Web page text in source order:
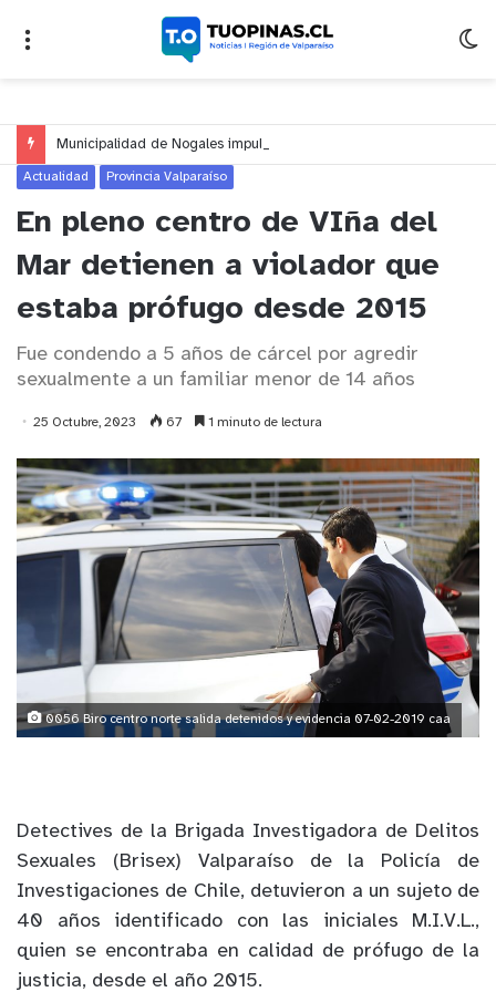
Actualidad Provincia Valparaíso
En pleno centro de VIña del
Mar detienen a violador que
estaba prófugo desde 2015
Fue condendo a 5 años de cárcel por agredir
sexualmente a un familiar menor de 14 años
25 Octubre, 2023 67 1 minuto de lectura
0056 Biro centro norte salida detenidos y evidencia 07-02-2019 caa
Detectives de la Brigada Investigadora de Delitos
Sexuales (Brisex) Valparaíso de la Policía de
Investigaciones de Chile, detuvieron a un sujeto de
40 años identificado con las iniciales M.I.V.L.,
quien se encontraba en calidad de prófugo de la
justicia, desde el año 2015.